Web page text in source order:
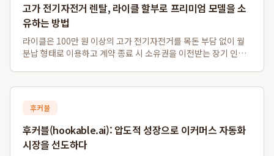
고가 전기자전거 렌탈, 라이클 할부로 프리미엄 모델을 소
유하는 방법
라이클은 100만 원 이상의 고가 전기자전거를 목돈 부담 없이 월
분납 형태로 이용하고 계약 종료 시 소유권을 이전받는 장기 인수
드와 같은 200만 원대 하이...
후커블
후커블(hookable.ai): 압도적 성장으로 이커머스 자동화
시장을 선도하다